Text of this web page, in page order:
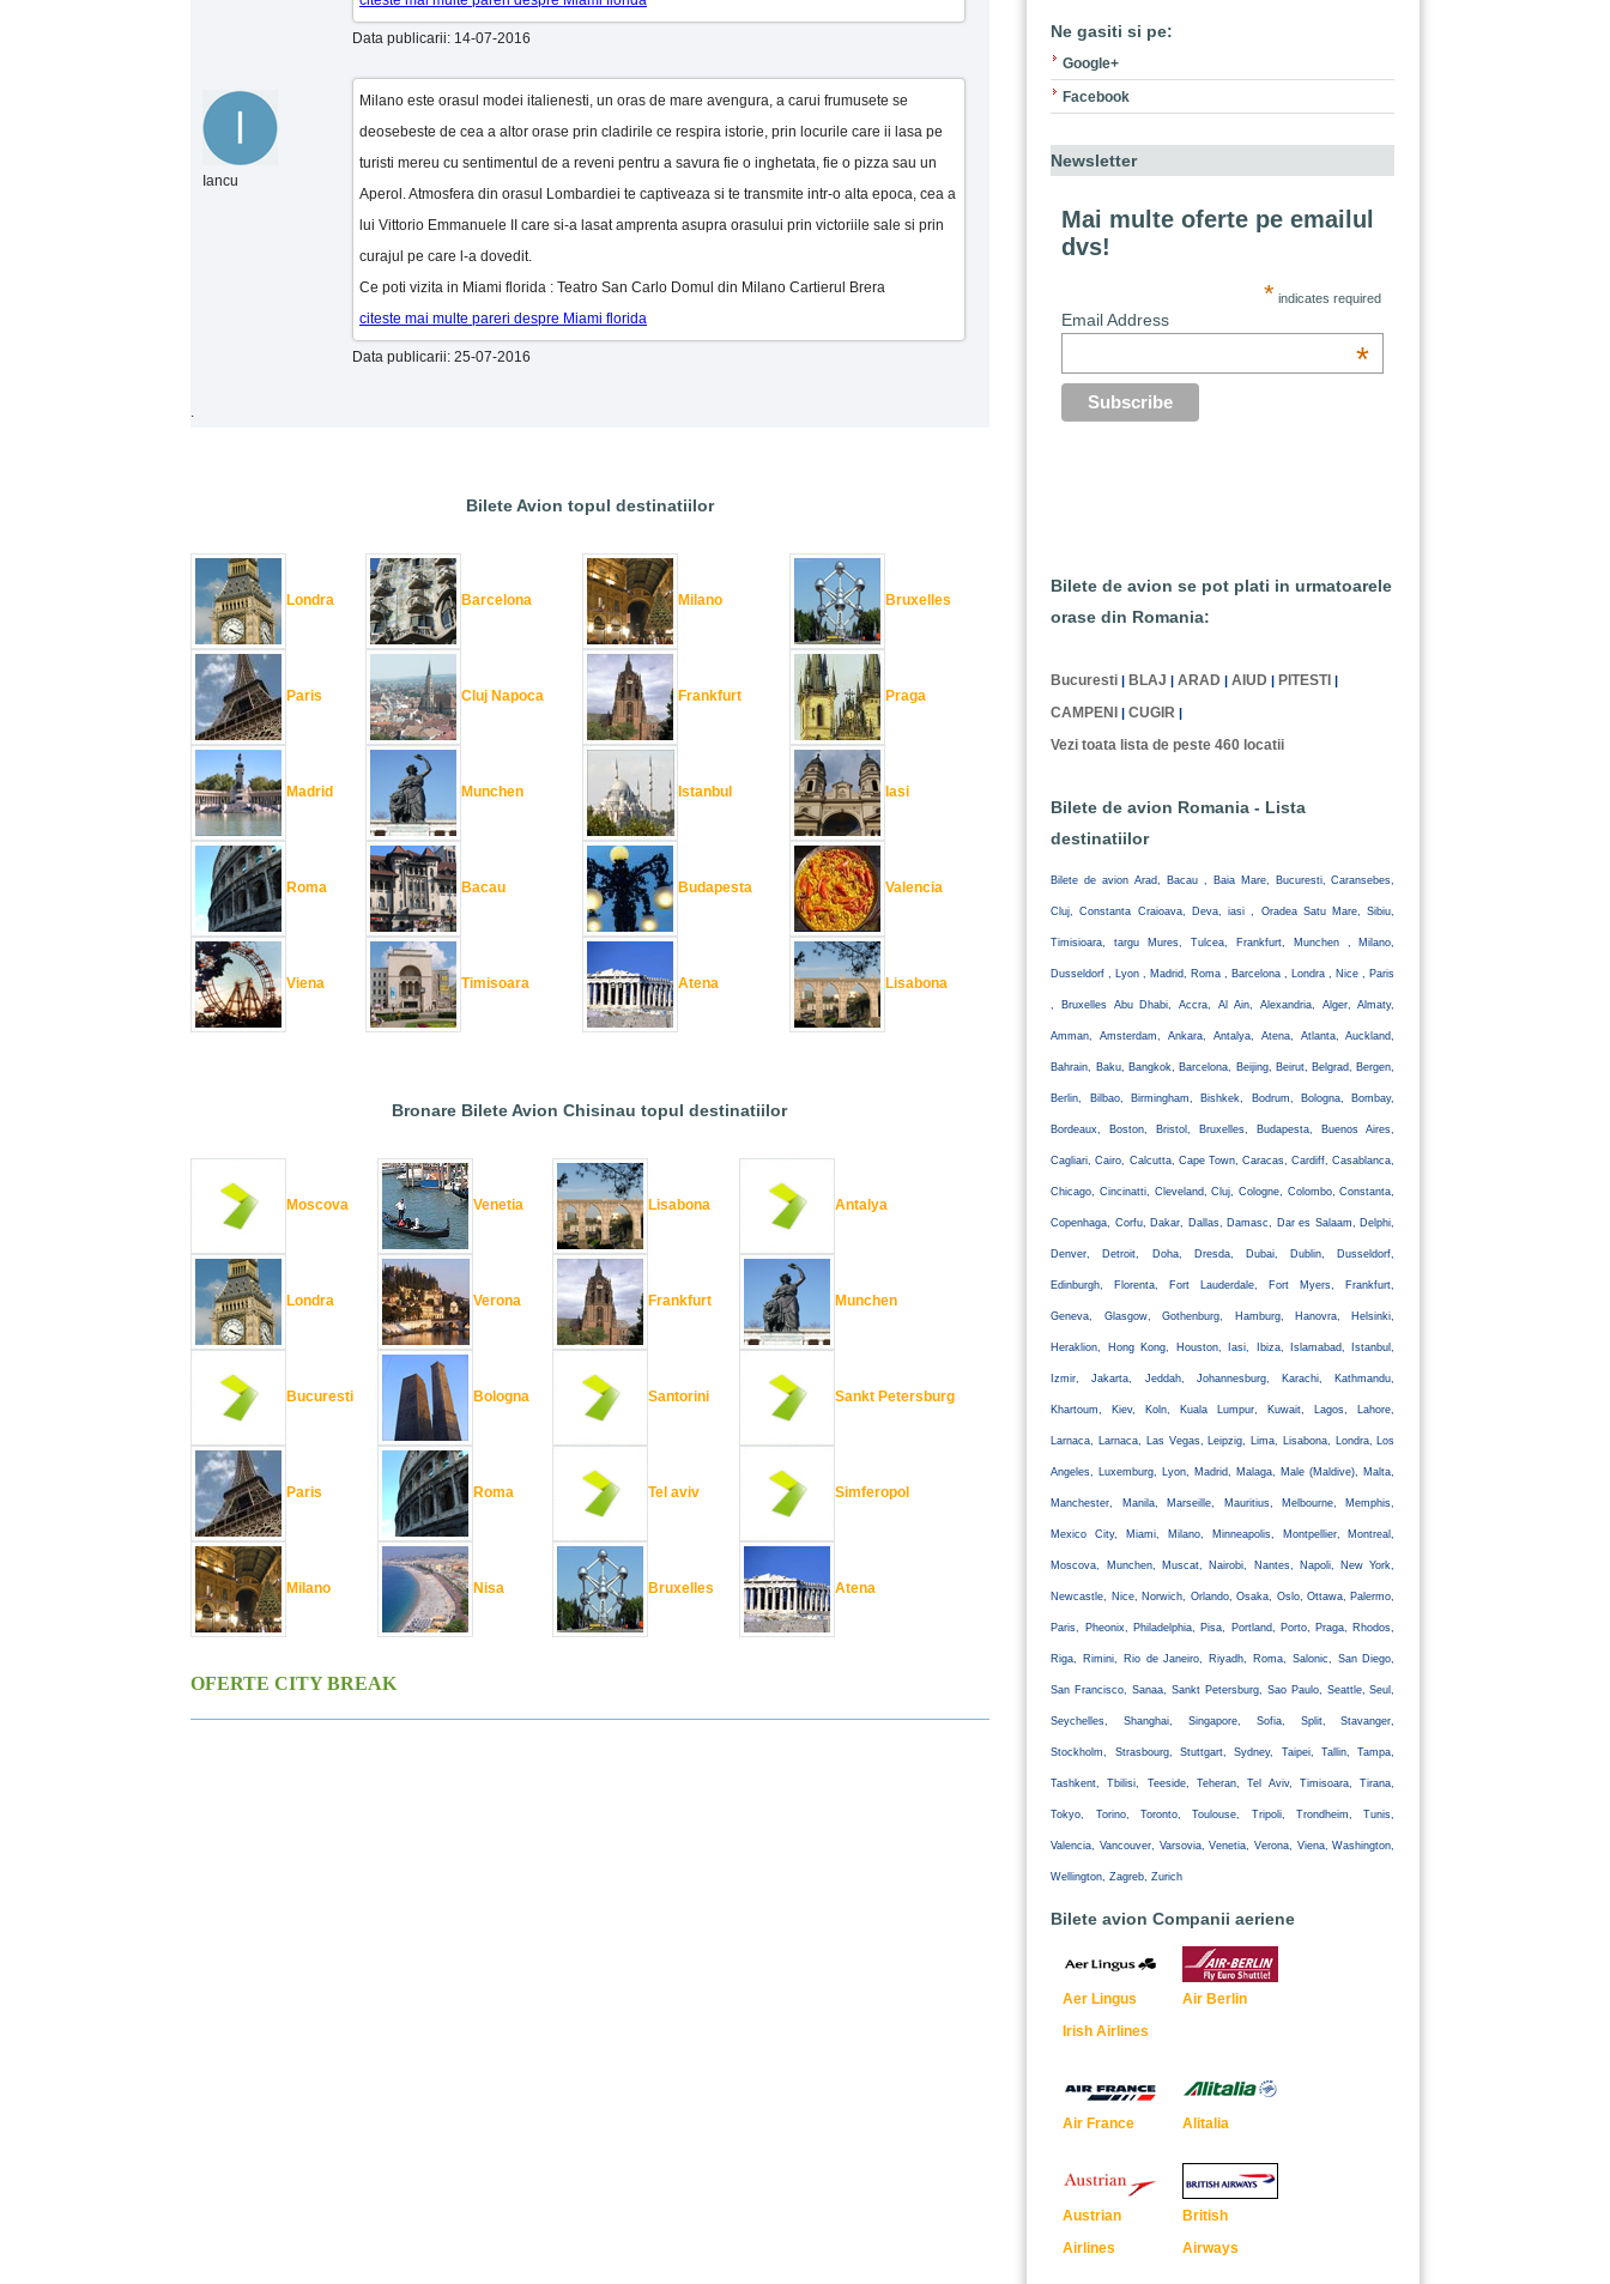
Data publicarii: 14-07-2016
Iancu
Milano este orasul modei italienesti, un oras de mare avengura, a carui frumusete se
deosebeste de cea a altor orase prin cladirile ce respira istorie, prin locurile care ii lasa pe
turisti mereu cu sentimentul de a reveni pentru a savura fie o inghetata, fie o pizza sau un
Aperol. Atmosfera din orasul Lombardiei te captiveaza si te transmite intr-o alta epoca, cea a
lui Vittorio Emmanuele II care si-a lasat amprenta asupra orasului prin victoriile sale si prin
curajul pe care l-a dovedit.
Ce poti vizita in Miami florida : Teatro San Carlo Domul din Milano Cartierul Brera
citeste mai multe pareri despre Miami florida
Data publicarii: 25-07-2016
.
Bilete Avion topul destinatiilor
Londra
Paris
Madrid
Roma
Viena
Barcelona
Cluj Napoca
Munchen
Bacau
Timisoara
Milano
Frankfurt
Istanbul
Budapesta
Atena
Bruxelles
Praga
Iasi
Valencia
Lisabona
Bronare Bilete Avion Chisinau topul destinatiilor
Moscova
Londra
Bucuresti
Paris
Milano
Venetia
Verona
Bologna
Roma
Nisa
Lisabona
Frankfurt
Santorini
Tel aviv
Bruxelles
Antalya
Munchen
Sankt Petersburg
Simferopol
Atena
OFERTE CITY BREAK
Ne gasiti si pe:
Google+
Facebook
Newsletter
Mai multe oferte pe emailul
dvs!
* indicates required
Email Address
*
Bilete de avion se pot plati in urmatoarele
orase din Romania:
Bucuresti | BLAJ |ARAD |AIUD | PITESTI |
CAMPENI |CUGIR |
Vezi toata lista de peste 460 locatii
Bilete de avion Romania - Lista
destinatiilor
Bilete de avion Arad, Bacau , Baia Mare, Bucuresti, Caransebes,
Cluj, Constanta Craioava, Deva, iasi , Oradea Satu Mare, Sibiu,
Timisioara, targu Mures, Tulcea, Frankfurt, Munchen , Milano,
Dusseldorf , Lyon , Madrid, Roma , Barcelona , Londra , Nice , Paris
, Bruxelles Abu Dhabi, Accra, Al Ain, Alexandria, Alger, Almaty,
Amman, Amsterdam, Ankara, Antalya, Atena, Atlanta, Auckland,
Bahrain, Baku, Bangkok, Barcelona, Beijing, Beirut, Belgrad, Bergen,
Berlin, Bilbao, Birmingham, Bishkek, Bodrum, Bologna, Bombay,
Bordeaux, Boston, Bristol, Bruxelles, Budapesta, Buenos Aires,
Cagliari, Cairo, Calcutta, Cape Town, Caracas, Cardiff, Casablanca,
Chicago, Cincinatti, Cleveland, Cluj, Cologne, Colombo, Constanta,
Copenhaga, Corfu, Dakar, Dallas, Damasc, Dar es Salaam, Delphi,
Denver, Detroit, Doha, Dresda, Dubai, Dublin, Dusseldorf,
Edinburgh, Florenta, Fort Lauderdale, Fort Myers, Frankfurt,
Geneva, Glasgow, Gothenburg, Hamburg, Hanovra, Helsinki,
Heraklion, Hong Kong, Houston, Iasi, Ibiza, Islamabad, Istanbul,
Izmir, Jakarta, Jeddah, Johannesburg, Karachi, Kathmandu,
Khartoum, Kiev, Koln, Kuala Lumpur, Kuwait, Lagos, Lahore,
Larnaca, Larnaca, Las Vegas, Leipzig, Lima, Lisabona, Londra, Los
Angeles, Luxemburg, Lyon, Madrid, Malaga, Male (Maldive), Malta,
Manchester, Manila, Marseille, Mauritius, Melbourne, Memphis,
Mexico City, Miami, Milano, Minneapolis, Montpellier, Montreal,
Moscova, Munchen, Muscat, Nairobi, Nantes, Napoli, New York,
Newcastle, Nice, Norwich, Orlando, Osaka, Oslo, Ottawa, Palermo,
Paris, Pheonix, Philadelphia, Pisa, Portland, Porto, Praga, Rhodos,
Riga, Rimini, Rio de Janeiro, Riyadh, Roma, Salonic, San Diego,
San Francisco, Sanaa, Sankt Petersburg, Sao Paulo, Seattle, Seul,
Seychelles, Shanghai, Singapore, Sofia, Split, Stavanger,
Stockholm, Strasbourg, Stuttgart, Sydney, Taipei, Tallin, Tampa,
Tashkent, Tbilisi, Teeside, Teheran, Tel Aviv, Timisoara, Tirana,
Tokyo, Torino, Toronto, Toulouse, Tripoli, Trondheim, Tunis,
Valencia, Vancouver, Varsovia, Venetia, Verona, Viena, Washington,
Wellington, Zagreb, Zurich
Bilete avion Companii aeriene
Aer Lingus
Irish Airlines
Air Berlin
Air France Alitalia
Austrian
Airlines
British
Airways